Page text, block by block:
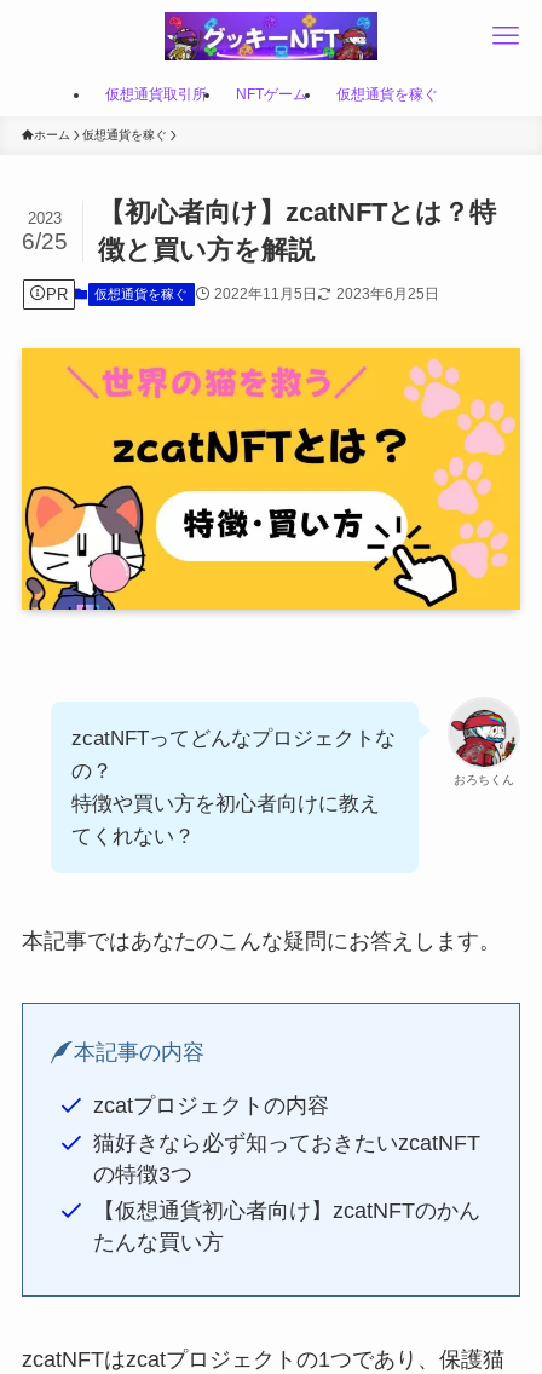
仮想通貨取引所 NFTゲーム 仮想通貨を稼ぐ
ホーム 仮想通貨を稼ぐ
【初心者向け】zcatNFTとは？特
徴と買い方を解説
2023
6/25
PR 仮想通貨を稼ぐ 2022年11月5日 2023年6月25日
おろちくん
zcatNFTってどんなプロジェクトな
の？
特徴や買い方を初心者向けに教え
てくれない？
本記事ではあなたのこんな疑問にお答えします。
本記事の内容
zcatプロジェクトの内容
猫好きなら必ず知っておきたいzcatNFT
の特徴3つ
【仮想通貨初心者向け】zcatNFTのかん
たんな買い方
zcatNFTはzcatプロジェクトの1つであり、保護猫